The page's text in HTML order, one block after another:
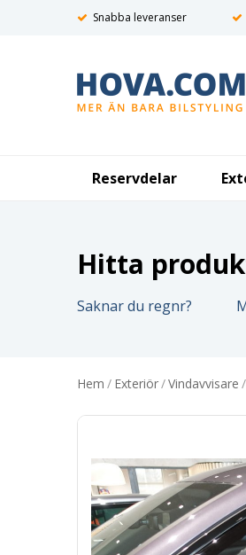
Snabba leveranser
Reservdelar
Hitta
Saknar du regnr?
Hem / Exteriör/Vindavvisare /